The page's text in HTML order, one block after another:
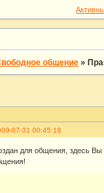
общение »
07-31 00:45:18
для общения, здесь